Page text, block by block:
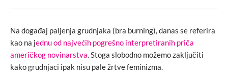
Na događaj paljenja grudnjaka (bra burning), danas se referira
kao na jednu od najvećih pogrešno interpretiranih priča
američkog novinarstva. Stoga slobodno možemo zaključiti
kako grudnjaci ipak nisu pale žrtve feminizma.